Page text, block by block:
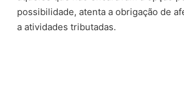
possibilidade, atenta a obrigação de
a atividades tributadas.